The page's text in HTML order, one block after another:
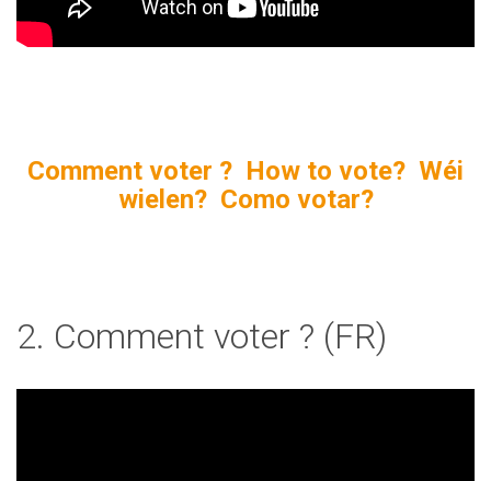
Comment voter ? How to vote? Wéi
wielen? Como votar?
2. Comment voter ? (FR)